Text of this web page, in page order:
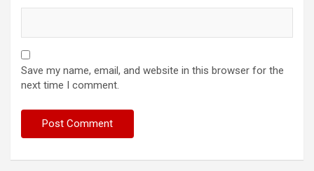
Save my name, email, and website in this browser for the
next time I comment.